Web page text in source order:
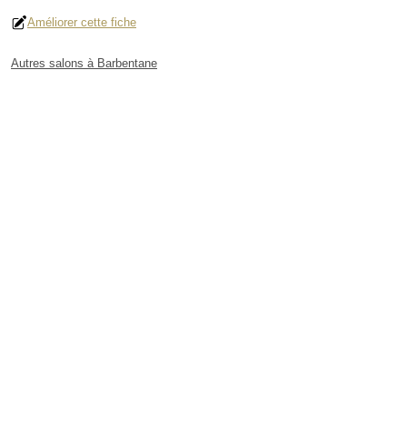
Améliorer cette fiche
Autres salons à Barbentane